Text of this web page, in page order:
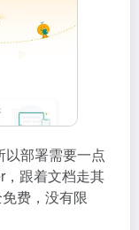
以部署需要一点
跟着文档走其
费，没有限